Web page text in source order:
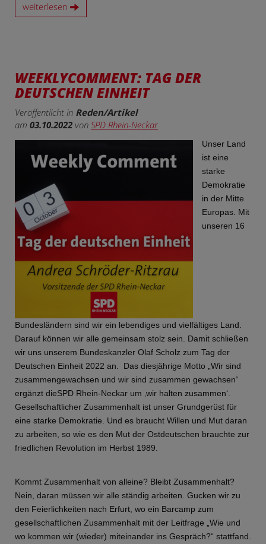
weiterlesen
WEEKLYCOMMENT: TAG DER
DEUTSCHEN EINHEIT
Veröffentlicht in Reden/Artikel
am 03.10.2022 von SPD Rhein-Neckar
Unser Land
ist eine
starke
Demokratie
in der Mitte
Europas. Mit
unseren 16
Bundesländern sind wir ein lebendiges und vielfältiges Land.
Darauf können wir alle gemeinsam stolz sein. Damit schließen
wir uns unserem Bundeskanzler Olaf Scholz zum Tag der
Deutschen Einheit 2022 an. Das diesjährige Motto „Wir sind
zusammengewachsen und wir sind zusammen gewachsen“
ergänzt dieSPD Rhein-Neckar um ‚wir halten zusammen‘.
Gesellschaftlicher Zusammenhalt ist unser Grundgerüst für
eine starke Demokratie. Und es braucht Willen und Mut daran
zu arbeiten, so wie es den Mut der Ostdeutschen brauchte zur
friedlichen Revolution im Herbst 1989.
Kommt Zusammenhalt von alleine? Bleibt Zusammenhalt?
Nein, daran müssen wir alle ständig arbeiten. Gucken wir zu
den Feierlichkeiten nach Erfurt, wo ein Barcamp zum
gesellschaftlichen Zusammenhalt mit der Leitfrage „Wie und
wo kommen wir (wieder) miteinander ins Gespräch?“ stattfand.